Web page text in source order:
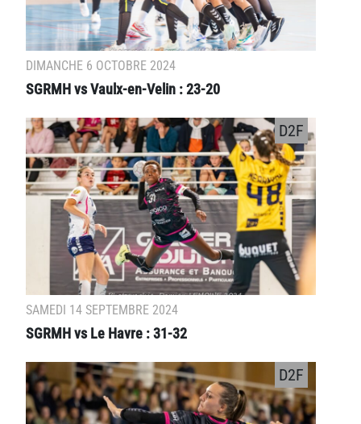
DIMANCHE 6 OCTOBRE 2024
SGRMH vs Vaulx-en-Velin : 23-20
SAMEDI 14 SEPTEMBRE 2024
SGRMH vs Le Havre : 31-32
D2F
D2F